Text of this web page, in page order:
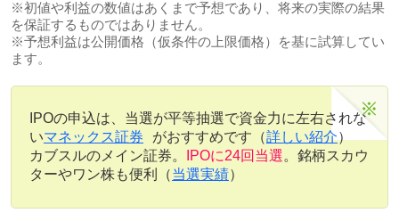
※初値や利益の数値はあくまで予想であり、将来の実際の結果
を保証するものではありません。
※予想利益は公開価格（仮条件の上限価格）を基に試算してい
ます。
IPOの申込は、当選が平等抽選で資金力に左右されな
いマネックス証券 がおすすめです（詳しい紹介）
カブスルのメイン証券。
IPOに24回当選。銘柄スカウ
ターやワン株も便利（当選実績）